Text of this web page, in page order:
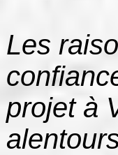
Les
projet à